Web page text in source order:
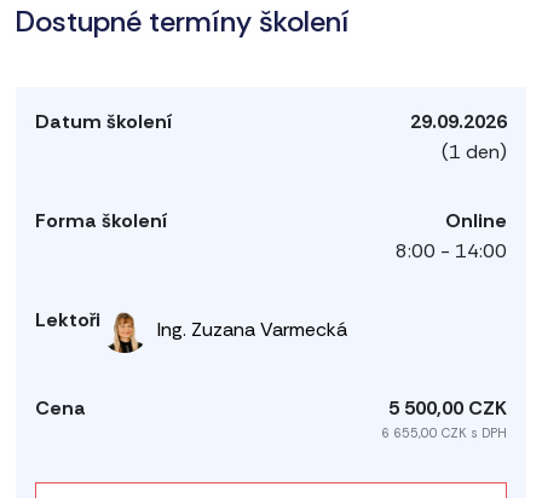
Dostupné termíny školení
29.09.2026
(1 den)
Online
8:00 - 14:00
Ing. Zuzana Varmecká
5 500,00 CZK
6 655,00 CZK s DPH